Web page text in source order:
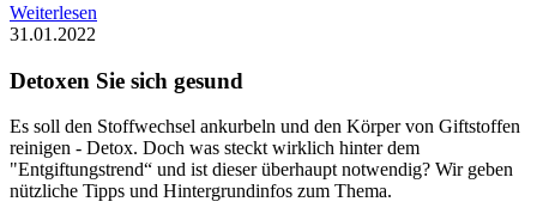
Weiterlesen
31.01.2022
Detoxen Sie sich gesund
Es soll den Stoffwechsel ankurbeln und den Körper von Giftstoffen
reinigen - Detox. Doch was steckt wirklich hinter dem
"Entgiftungstrend“ und ist dieser überhaupt notwendig? Wir geben
nützliche Tipps und Hintergrundinfos zum Thema.